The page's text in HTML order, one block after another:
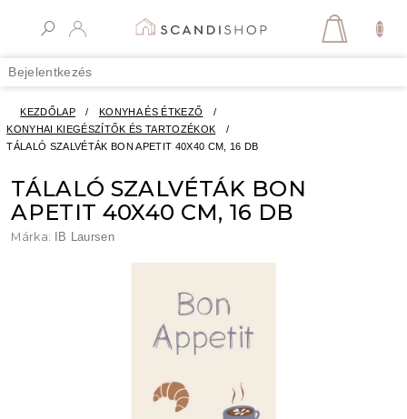
Bejelentkezés
KOSÁR
KEZDŐLAP / KONYHA ÉS ÉTKEZŐ
/
KONYHAI KIEGÉSZÍTŐK ÉS TARTOZÉKOK
/
TÁLALÓ SZALVÉTÁK BON APETIT 40X40 CM, 16 DB
TÁLALÓ SZALVÉTÁK BON
APETIT 40X40 CM, 16 DB
Márka: IB Laursen